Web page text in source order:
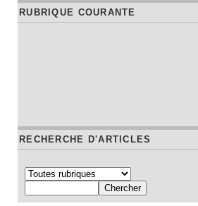
RUBRIQUE COURANTE
RECHERCHE D'ARTICLES